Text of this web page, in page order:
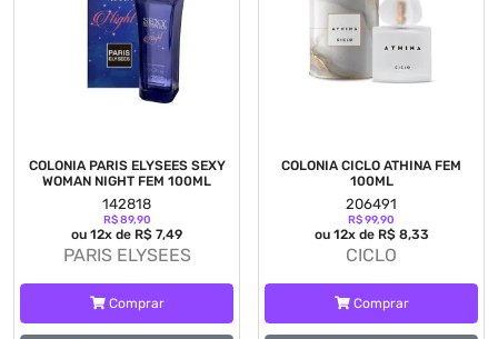
COLONIA PARIS ELYSEES SEXY
WOMAN NIGHT FEM 100ML
142818
R$ 89,90
ou 12x de R$ 7,49
PARIS ELYSEES
Comprar
COLONIA CICLO ATHINA FEM
100ML
206491
R$ 99,90
ou 12x de R$ 8,33
CICLO
Comprar